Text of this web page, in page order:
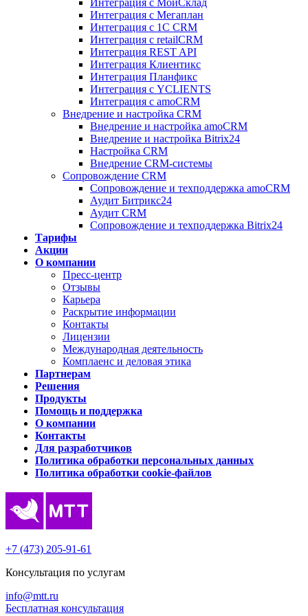
Интеграция с Мегаплан
Интеграция с 1C CRM
Интеграция с retailCRM
Интеграция REST API
Интеграция Клиентикс
Интеграция Планфикс
Интеграция с YCLIENTS
Интеграция с amoCRM
Внедрение и настройка CRM
Внедрение и настройка amoCRM
Внедрение и настройка Bitrix24
Настройка CRM
Внедрение CRM-системы
Сопровождение CRM
Сопровождение и техподдержка amoCRM
Аудит Битрикс24
Аудит CRM
Сопровождение и техподдержка Bitrix24
Тарифы
Акции
О компании
Пресс-центр
Отзывы
Карьера
Раскрытие информации
Контакты
Лицензии
Международная деятельность
Комплаенс и деловая этика
Партнерам
Решения
Продукты
Помощь и поддержка
О компании
Контакты
Для разработчиков
Политика обработки персональных данных
Политика обработки cookie-файлов
+7 (473) 205-91-61
Консультация по услугам
info@mtt.ru
Бесплатная консультация